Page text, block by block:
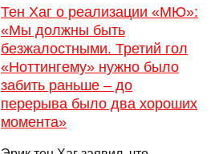
Тен Хаг о реализации «МЮ»:
«Мы должны быть
безжалостными. Третий гол
«Ноттингему» нужно было
забить раньше – до
перерыва было два хороших
момента»